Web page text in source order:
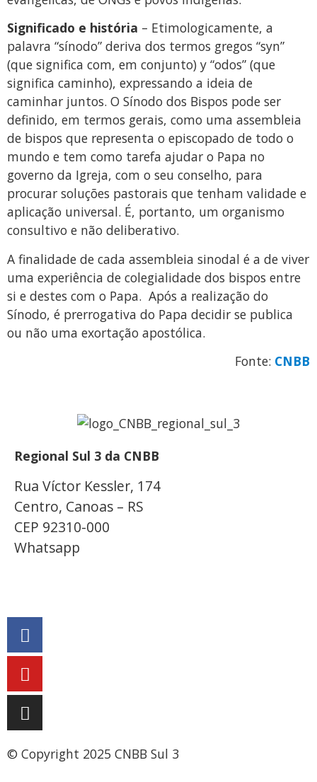
Significado e história – Etimologicamente, a
palavra “sínodo” deriva dos termos gregos “syn”
(que significa com, em conjunto) y “odos” (que
significa caminho), expressando a ideia de
caminhar juntos. O Sínodo dos Bispos pode ser
definido, em termos gerais, como uma assembleia
de bispos que representa o episcopado de todo o
mundo e tem como tarefa ajudar o Papa no
governo da Igreja, com o seu conselho, para
procurar soluções pastorais que tenham validade e
aplicação universal. É, portanto, um organismo
consultivo e não deliberativo.
A finalidade de cada assembleia sinodal é a de viver
uma experiência de colegialidade dos bispos entre
si e destes com o Papa. Após a realização do
Sínodo, é prerrogativa do Papa decidir se publica
ou não uma exortação apostólica.
Fonte: CNBB
Regional Sul 3 da CNBB
Rua Víctor Kessler, 174
Centro, Canoas – RS
CEP 92310-000
Whatsapp
© Copyright 2025 CNBB Sul 3